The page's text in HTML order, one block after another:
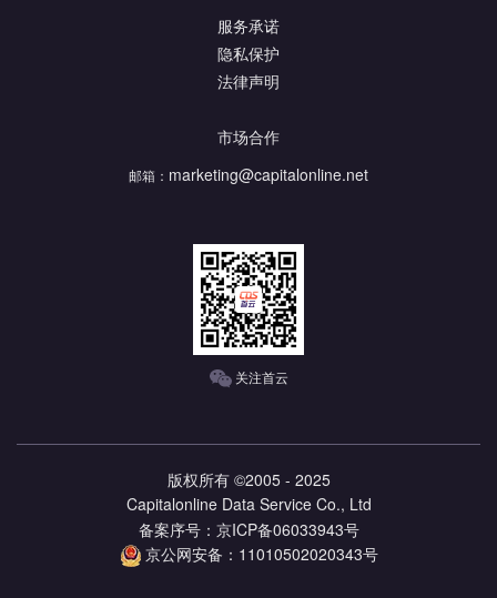
服务承诺
隐私保护
法律声明
市场合作
邮箱： marketing@capitalonline.net
关注首云
版权所有 ©2005 - 2025
Capitalonline Data Service Co., Ltd
备案序号：京ICP备06033943号
京公网安备：11010502020343号